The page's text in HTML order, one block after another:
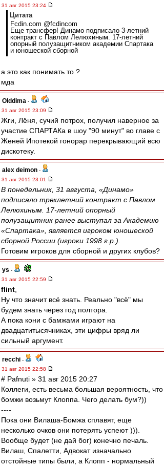
31 авг 2015 23:24
Цитата
Fcdin.com @fcdincom
Еще трансфер! Динамо подписало 3-летний
контракт с Павлом Лелюхиным. 17-летний
опорный полузащитником академии Спартака
и юношеской сборной
а это как понимать то ?
мда
Olddima -
31 авг 2015 23:09
Жги, Лёня, сучий потрох, получил наверное за
участие СПАРТАКа в шоу "90 минут" во главе с
Женей Ипотекой гонорар перекрывающий всю
дискотеку.
alex deimon -
31 авг 2015 23:01
В понедельник, 31 августа, «Динамо»
подписало трехлетний контракт с Павлом
Лелюхиным. 17-летний опорный
полузащитник ранее выступал за Академию
«Спартака», является игроком юношеской
сборной России (игроки 1998 г.р.).
Готовим игроков для сборной и других клубов?
ys -
31 авг 2015 22:59
flint
Ну что значит всё знать. Реально "всё" мы
будем знать через год полтора.
А пока кони с бамжами играют на
двадцатитысячниках, эти цифры вряд ли
сильный аргумент.
recchi -
31 авг 2015 22:58
# Pafnuti » 31 авг 2015 20:27
Коллеги, есть весьма большая вероятность, что
бомжи возьмут Клоппа. Чего делать бум?))
----
Пока они Вилаша-Бомжа сплавят, еще
несколько очков они потерять успеют ))).
Вообще будет (не дай бог) конечно печаль.
Вилаш, Спалетти, Адвокат изначально
отстойные типы были, а Клопп - нормальный